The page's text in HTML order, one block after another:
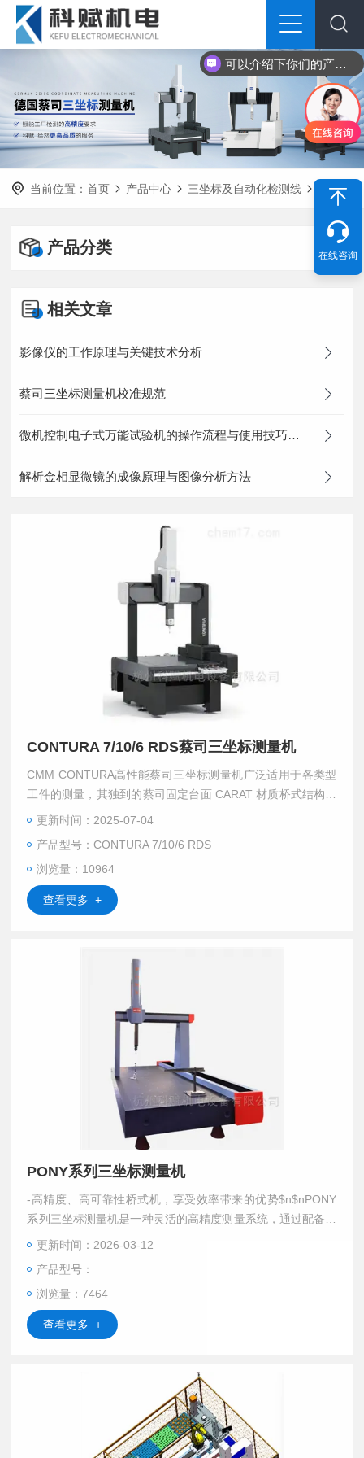
当前位置：首页 产品中心 三坐标及自动化检测线
产品分类
相关文章
影像仪的工作原理与关键技术分析
蔡司三坐标测量机校准规范
微机控制电子式万能试验机的操作流程与使用技巧说明
解析金相显微镜的成像原理与图像分析方法
CONTURA 7/10/6 RDS蔡司三坐标测量机
CMM CONTURA高性能蔡司三坐标测量机广泛适用于各类型
工件的测量，其独到的蔡司固定台面 CARAT 材质桥式结构，
高稳定低运动重心设计，高精度扫描测头系统及众多技术优
于环境的抗干扰性能及长久的稳定性。
更新时间：2025-07-04
产品型号：CONTURA 7/10/6 RDS
浏览量：10964
查看更多 +
PONY系列三坐标测量机
-高精度、高可靠性桥式机，享受效率带来的优势$n$nPONY
系列三坐标测量机是一种灵活的高精度测量系统，通过配备各
种触发和扫描测头，能够满足多种计量需要。探测模式包括单
量任务。
更新时间：2026-03-12
产品型号：
浏览量：7464
查看更多 +
在线咨询
可以介绍下你们的产品么？